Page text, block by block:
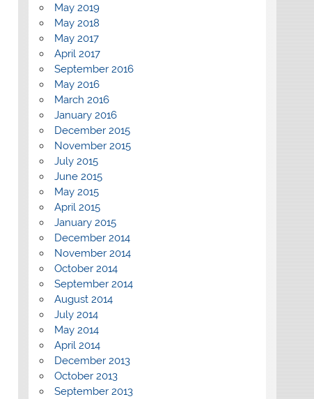
May 2019
May 2018
May 2017
April 2017
September 2016
May 2016
March 2016
January 2016
December 2015
November 2015
July 2015
June 2015
May 2015
April 2015
January 2015
December 2014
November 2014
October 2014
September 2014
August 2014
July 2014
May 2014
April 2014
December 2013
October 2013
September 2013